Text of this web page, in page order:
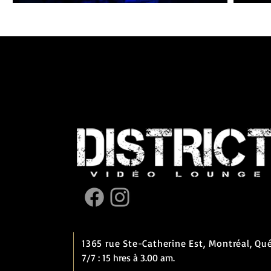
1365 rue Ste-Catherine Est,Montréal,
7/7 : 15 hres à 3.00 am.